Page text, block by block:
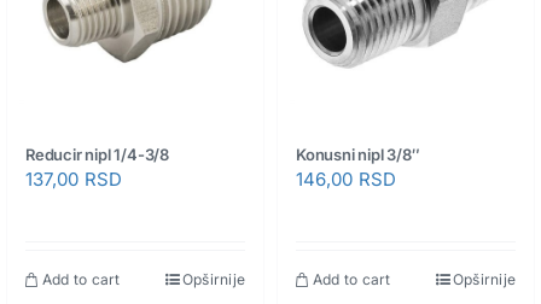
Reducir nipl 1/4-3/8
137,00 RSD
Add to cart Opširnije
Konusni nipl 3/8″
146,00 RSD
Add to cart Opširnije